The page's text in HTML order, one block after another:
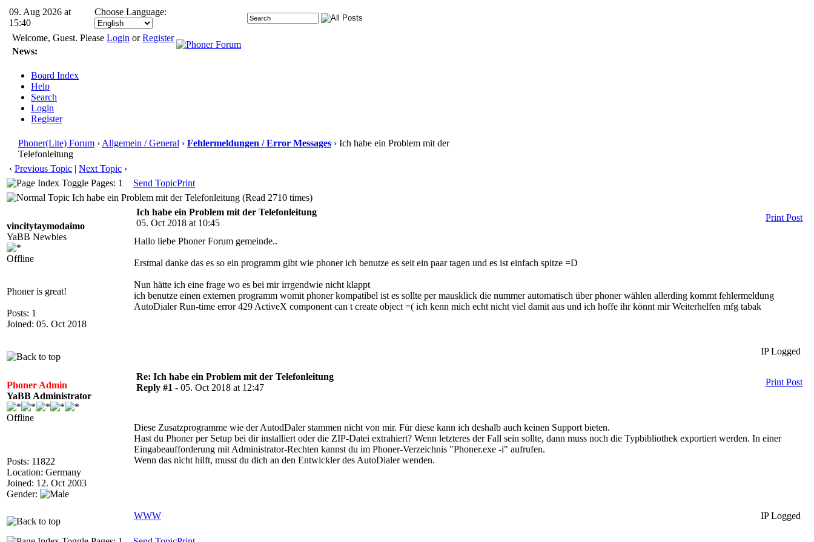
09. Aug 2026 at
15:40
Choose Language:
Welcome, Guest. Please Login orRegister
News:
Board Index
Help
Search
Login
Register
Phoner(Lite) Forum › Allgemein / General › Fehlermeldungen / Error Messages › Ich habe ein Problem mit der
Telefonleitung
‹ Previous Topic | Next Topic ›
Pages: 1
Send TopicPrint
Ich habe ein Problem mit der Telefonleitung (Read 2710 times)
vincitytaymodaimo
YaBB Newbies
Offline
Phoner is great!
Posts: 1
Joined: 05. Oct 2018
Ich habe ein Problem mit der Telefonleitung
05. Oct 2018 at 10:45
Print Post
Hallo liebe Phoner Forum gemeinde..
Erstmal danke das es so ein programm gibt wie phoner ich benutze es seit ein paar tagen und es ist einfach spitze =D
Nun hätte ich eine frage wo es bei mir irrgendwie nicht klappt
ich benutze einen externen programm womit phoner kompatibel ist es sollte per mausklick die nummer automatisch über phoner wählen allerding kommt fehlermeldung
AutoDialer Run-time error 429 ActiveX component can t create object =( ich kenn mich echt nicht viel damit aus und ich hoffe ihr könnt mir Weiterhelfen mfg tabak
IP Logged
Phoner Admin
YaBB Administrator
Offline
Posts: 11822
Location: Germany
Joined: 12. Oct 2003
Gender:
Re: Ich habe ein Problem mit der Telefonleitung
Reply #1 - 05. Oct 2018 at 12:47
Print Post
Diese Zusatzprogramme wie der AutodDaler stammen nicht von mir. Für diese kann ich deshalb auch keinen Support bieten.
Hast du Phoner per Setup bei dir installiert oder die ZIP-Datei extrahiert? Wenn letzteres der Fall sein sollte, dann muss noch die Typbibliothek exportiert werden. In einer
Eingabeaufforderung mit Administrator-Rechten kannst du im Phoner-Verzeichnis "Phoner.exe -i" aufrufen.
Wenn das nicht hilft, musst du dich an den Entwickler des AutoDialer wenden.
WWW IP Logged